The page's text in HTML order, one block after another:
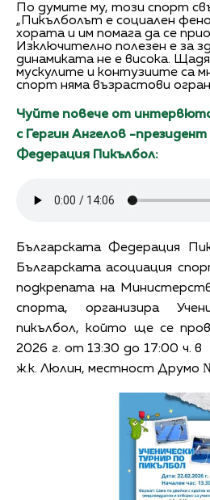
По думите му, този спорт
„Пикълболът е социален
хората и им помага да се
Изключително полезен е за
динамиката не е висока.
мускулите и контузиите са
спорт няма възрастови
Чуйте повече от
с Гергин Ангелов -президент
Федерация Пикълбол:
Българската Федерация
Българската асоциация
подкрепата на
спорта, организира
пикълбол, който ще се
2026 г. от 13:30 до 17:00 ч. в
ж.к. Люлин, местност Друмо